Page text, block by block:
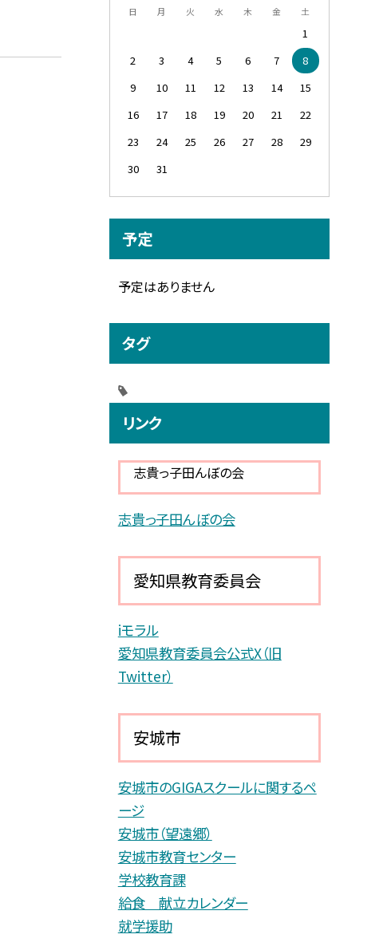
日 月 火 水 木 金 土
1
2
3 4 5 6 7
8
9
10 11 12 13 14
15
16
17 18 19 20 21
22
23
24 25 26 27 28
29
30
31
予定
予定はありません
タグ
リンク
志貴っ子田んぼの会
志貴っ子田んぼの会
愛知県教育委員会
iモラル
愛知県教育委員会公式X（旧
Twitter）
安城市
安城市のGIGAスクールに関するペ
ージ
安城市（望遠郷）
安城市教育センター
学校教育課
給食 献立カレンダー
就学援助